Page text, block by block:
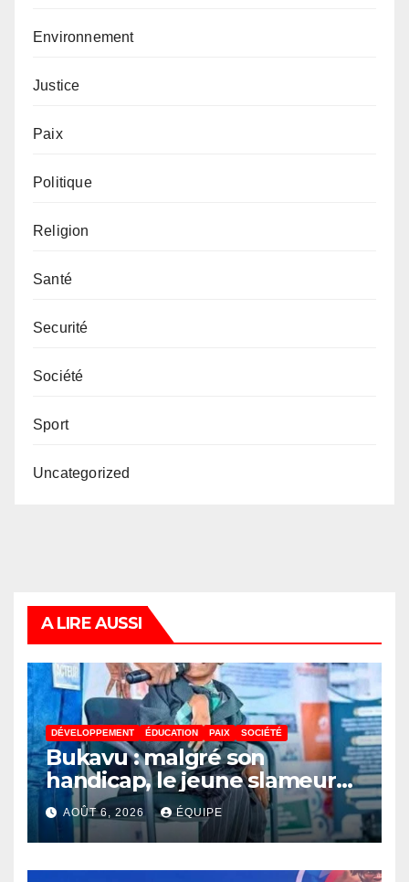
Environnement
Justice
Paix
Politique
Religion
Santé
Securité
Société
Sport
Uncategorized
A LIRE AUSSI
DÉVELOPPEMENT ÉDUCATION PAIX SOCIÉTÉ
Bukavu : malgré son
handicap, le jeune slameur
Akonkwa Kenyata Bernard
lance un appel à la solidarité
pour poursuivre ses études
AOÛT 6, 2026 ÉQUIPE